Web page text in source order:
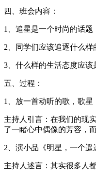
四、班会内容：
1、追星是一个时尚的话题
2、同学们应该追逐什么样
3、什么样的生活态度应该
五、过程：
1、放一首动听的歌，歌星
主持人引言：在我们的现
了一睹心中偶像的芳容，
2、演小品《明星，一个
主持人述言：其实很多人